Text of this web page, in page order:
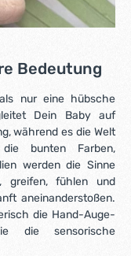
Bedeutung
nur eine hübsche
Dein Baby auf
während es die Welt
bunten Farben,
werden die Sinne
greifen, fühlen und
aneinanderstoßen.
die Hand-Auge-
die sensorische